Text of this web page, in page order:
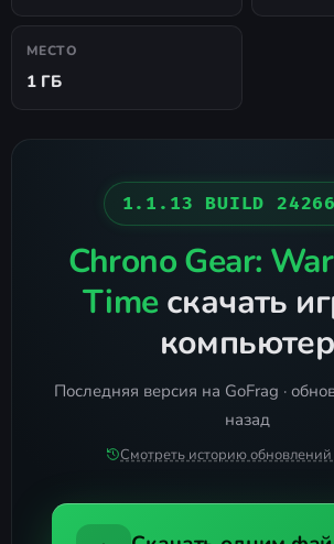
МЕСТО
1 ГБ
1.1.13 BUILD
Chrono Gear:
Timeскачать
компьютер
Последняя версия на GoFrag ·
назад
Смотреть историю обновлений